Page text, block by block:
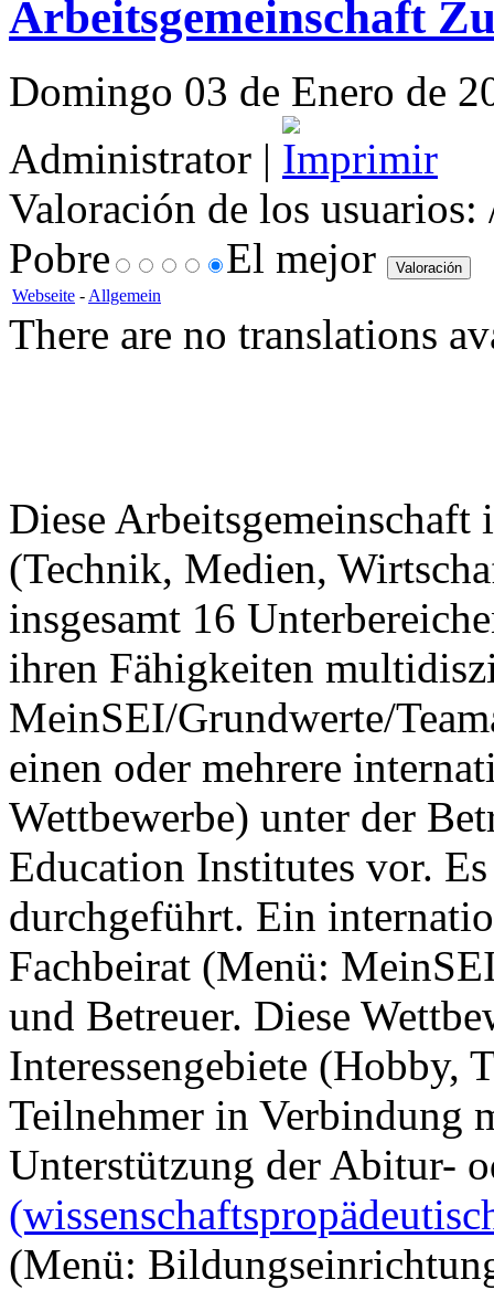
Arbeitsgemeinschaft
Domingo 03 de Enero de
Administrator |
Valoración de los usuarios:
Pobre
El mejor
Webseite - Allgemein
There are no translations
Diese Arbeitsgemeinschaft
(Technik, Medien,
insgesamt 16
ihren Fähigkeiten
MeinSEI/Grundwerte/
einen oder mehrere
Wettbewerbe) unter der
Education Institutes vor.
durchgeführt. Ein
Fachbeirat (Menü:
und Betreuer. Diese
Interessengebiete (Hobby,
Teilnehmer in Verbindung
Unterstützung der Abitur-
(Menü: